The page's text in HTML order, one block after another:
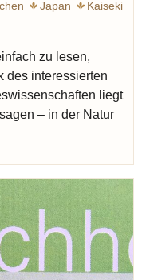
Japan Kaiseki
zu lesen,
des interessierten
liegt
– in der Natur